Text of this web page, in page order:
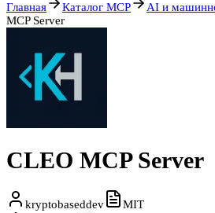
Главная Каталог MCP AI и
MCP Server
CLEO MCP Server
kryptobaseddev
MIT